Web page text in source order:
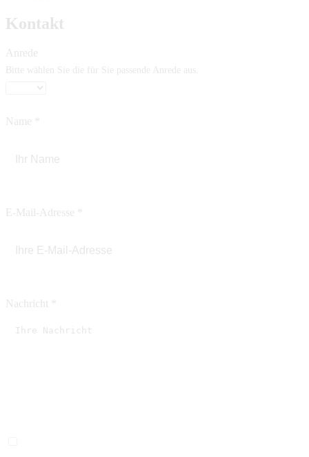
Kontakt
Anrede
Bitte wählen Sie die für Sie passende Anrede aus.
Name
E-Mail-Adresse
Nachricht